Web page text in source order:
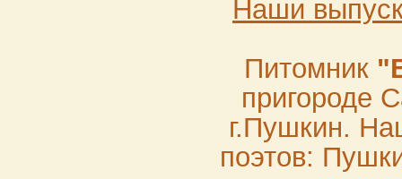
Наши
Питомник
пригороде
г.Пушкин.
поэтов: